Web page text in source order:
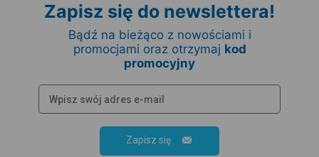
Zapisz się do newslettera!
Bądź na bieżąco z nowościami i
promocjami oraz otrzymaj kod
promocyjny
Zapisz się